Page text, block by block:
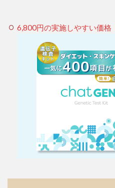
6,800円の実施しやすい価格